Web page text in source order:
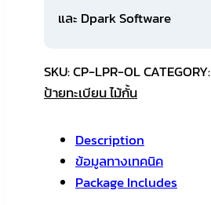
และ Dpark Software
SKU:CP-LPR-OLCATEGORY:
ป้ายทะเบียน ไม้กั้น
Description
ข้อมูลทางเทคนิค
Package Includes